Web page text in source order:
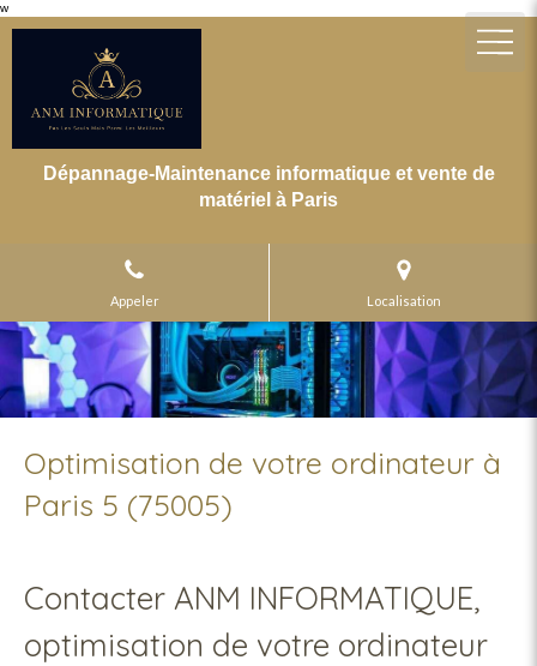
w
Dépannage-Maintenance informatique et vente de
matériel à Paris
Appeler Localisation
Optimisation de votre ordinateur à
Paris 5 (75005)
Contacter ANM INFORMATIQUE,
optimisation de votre ordinateur